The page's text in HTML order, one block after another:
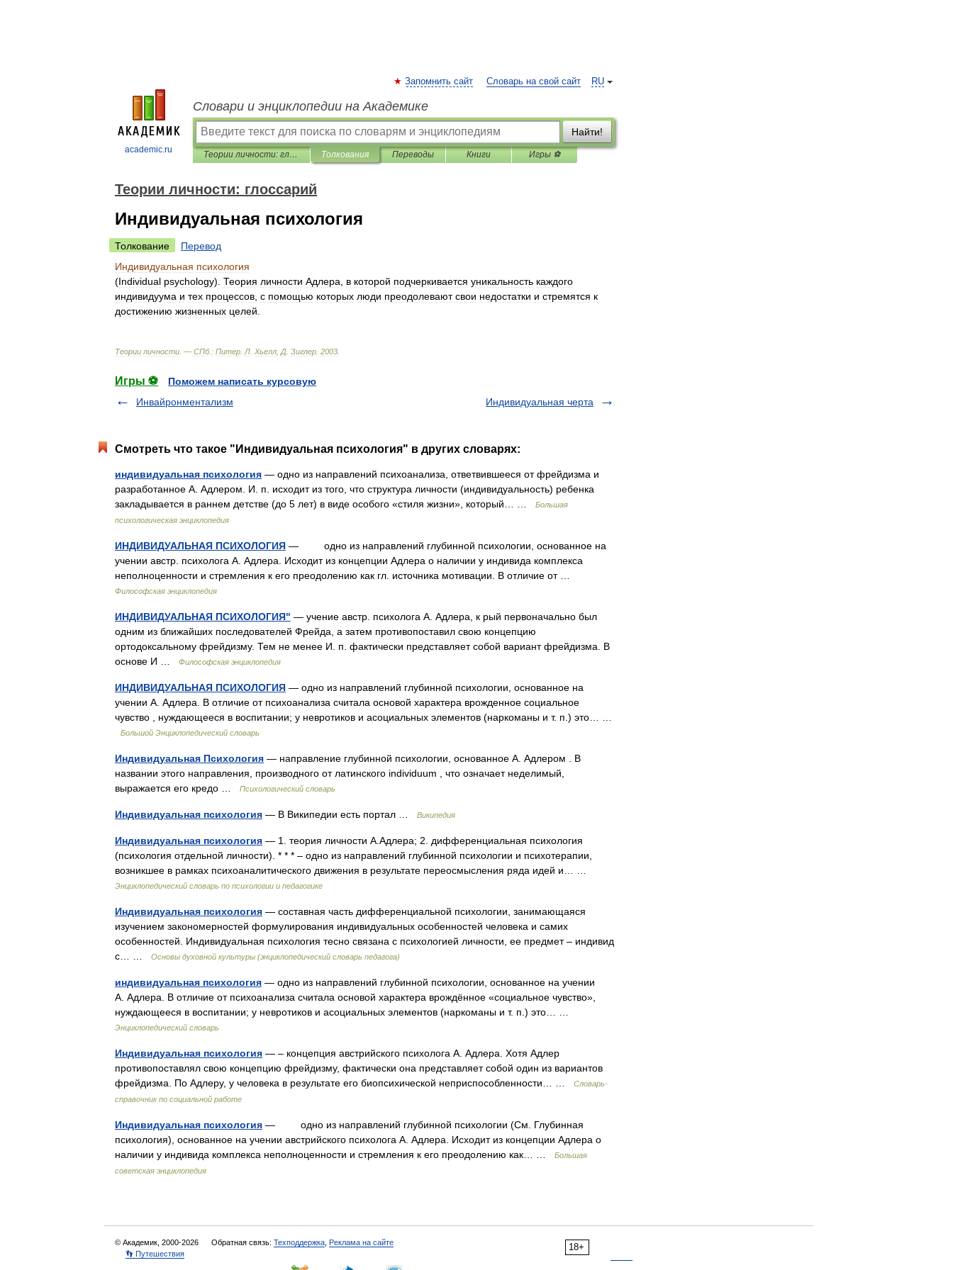
academic.ru
RU
Запомнить сайт Словарь на свой сайт
Словари и энциклопедии на Академике
Найти!
Теории личности: глоссарий Толкования Переводы Книги Игры ⚽
Теории личности: глоссарий
Индивидуальная психология
Толкование
Перевод
Индивидуальная психология
(Individual psychology). Теория личности Адлера в которой подчеркивается уникальность каждого
индивидуума и тех процессов с помощью которых люди преодолевают свои недостатки и стремятся к
достижению жизненных целей
Теории личности . — СПб. : Питер Л Хьелл Д Зиглер 2003
Игры ⚽
Поможем написать курсовую
Инвайронментализм
Индивидуальная черта
Смотреть что такое "Индивидуальная психология" в других словарях:
индивидуальная психология — одно из направлений психоанализа, ответвившееся от фрейдизма и
разработанное А. Адлером. И. п. исходит из того, что структура личности (индивидуальность) ребенка
закладывается в раннем детстве (до 5 лет) в виде особого «стиля жизни», который… …
Большая
психологическая энциклопедия
ИНДИВИДУАЛЬНАЯ ПСИХОЛОГИЯ — одно из направлений глубинной психологии, основанное на
учении австр. психолога А. Адлера. Исходит из концепции Адлера о наличии у индивида комплекса
неполноценности и стремления к его преодолению как гл. источника мотивации. В отличие от …
Философская энциклопедия
ИНДИВИДУАЛЬНАЯ ПСИХОЛОГИЯ" — учение австр. психолога А. Адлера, к рый первоначально был
одним из ближайших последователей Фрейда, а затем противопоставил свою концепцию
ортодоксальному фрейдизму. Тем не менее И. п. фактически представляет собой вариант фрейдизма. В
основе И …
Философская энциклопедия
ИНДИВИДУАЛЬНАЯ ПСИХОЛОГИЯ — одно из направлений глубинной психологии, основанное на
учении А. Адлера. В отличие от психоанализа считала основой характера врожденное социальное
чувство , нуждающееся в воспитании; у невротиков и асоциальных элементов (наркоманы и т. п.) это… …
Большой Энциклопедический словарь
Индивидуальная Психология — направление глубинной психологии, основанное А. Адлером . В
названии этого направления, производного от латинского individuum , что означает неделимый,
выражается его кредо …
Психологический словарь
Индивидуальная психология — В Википедии есть портал … Википедия
Индивидуальная психология — 1. теория личности А.Адлера; 2. дифференциальная психология
(психология отдельной личности). * * * – одно из направлений глубинной психологии и психотерапии,
возникшее в рамках психоаналитического движения в результате переосмысления ряда идей и… …
Энциклопедический словарь по психологии и педагогике
Индивидуальная психология — составная часть дифференциальной психологии, занимающаяся
изучением закономерностей формулирования индивидуальных особенностей человека и самих
особенностей. Индивидуальная психология тесно связана с психологией личности, ее предмет – индивид
с… …
Основы духовной культуры (энциклопедический словарь педагога)
индивидуальная психология — одно из направлений глубинной психологии, основанное на учении
А. Адлера. В отличие от психоанализа считала основой характера врождённое «социальное чувство»,
нуждающееся в воспитании; у невротиков и асоциальных элементов (наркоманы и т. п.) это… …
Энциклопедический словарь
Индивидуальная психология — – концепция австрийского психолога А. Адлера. Хотя Адлер
противопоставлял свою концепцию фрейдизму, фактически она представляет собой один из вариантов
фрейдизма. По Адлеру, у человека в результате его биопсихической неприспособленности… …
Словарь-
справочник по социальной работе
Индивидуальная психология — одно из направлений глубинной психологии (См. Глубинная
психология), основанное на учении австрийского психолога А. Адлера. Исходит из концепции Адлера о
наличии у индивида комплекса неполноценности и стремления к его преодолению как… …
Большая
советская энциклопедия
18+
© Академик, 2000-2026 Обратная связь: Техподдержка Реклама на сайте
👣 Путешествия